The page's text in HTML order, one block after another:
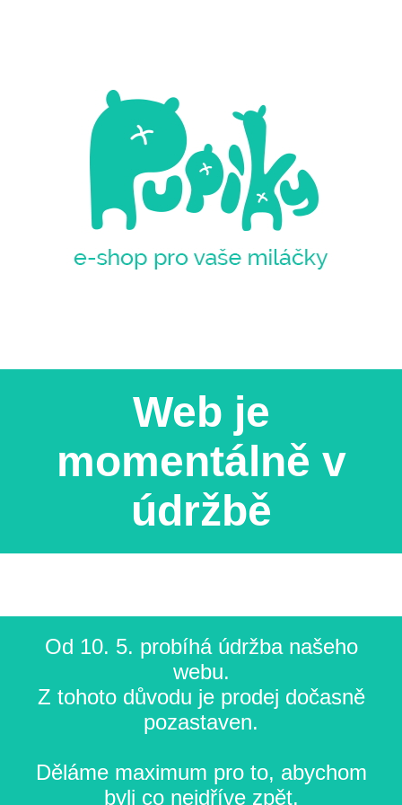
Web je
momentálně v
údržbě
Od 10. 5. probíhá údržba našeho
webu.
Z tohoto důvodu je prodej dočasně
pozastaven.
Děláme maximum pro to, abychom
byli co nejdříve zpět.